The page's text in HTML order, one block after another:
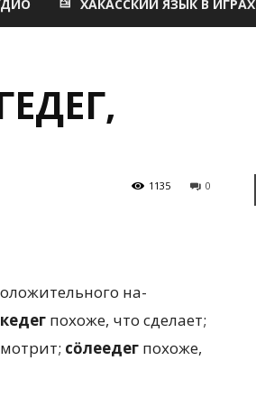
ХАКАССКИЙ ЯЗЫК В ИГРАХ
0
1135
на­
похоже, что сделает;
сӧлеедег похо­же,